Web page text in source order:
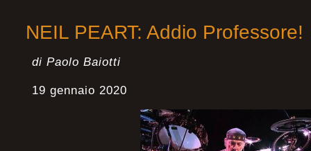
NEIL PEART: Addio Professore!
di Paolo Baiotti
19 gennaio 2020